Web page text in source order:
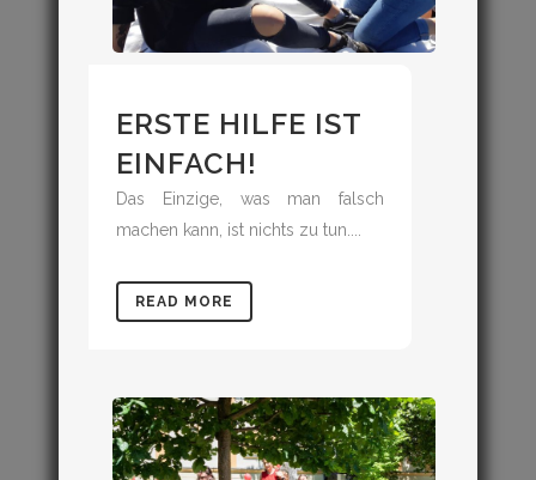
ERSTE HILFE IST
EINFACH!
Das Einzige, was man falsch
machen kann, ist nichts zu tun....
READ MORE